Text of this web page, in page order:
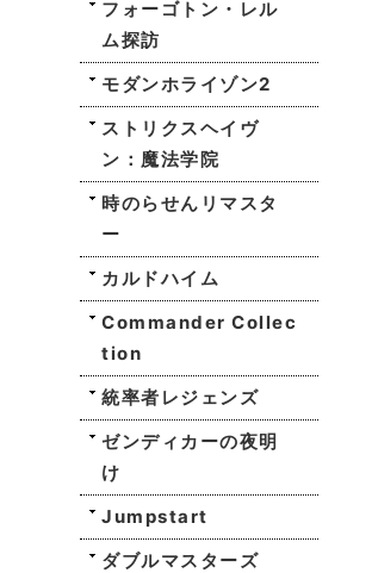
フォーゴトン・レル
ム探訪
モダンホライゾン2
ストリクスヘイヴ
ン：魔法学院
時のらせんリマスタ
ー
カルドハイム
Commander Collec
tion
統率者レジェンズ
ゼンディカーの夜明
け
Jumpstart
ダブルマスターズ